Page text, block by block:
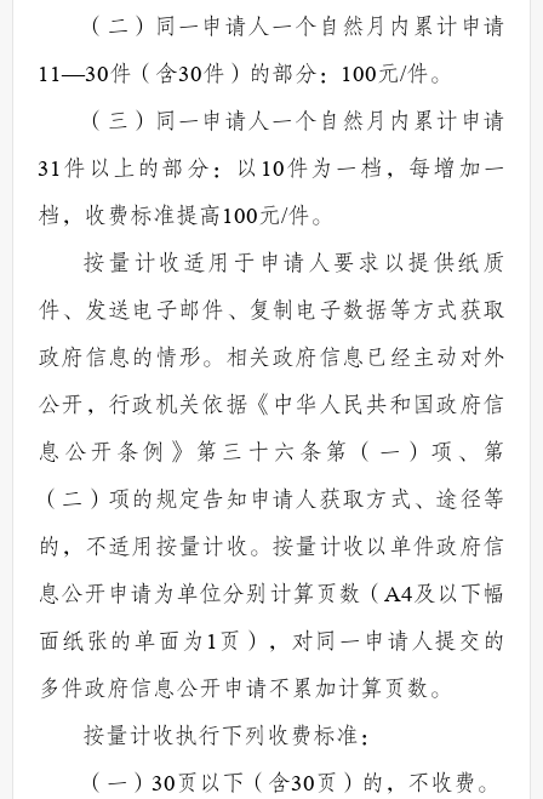
（二）同一申请人一个自然月内累计申请
11—30件（含30件）的部分： 100元/件。
（三）同一申请人一个自然月内累计申请
31件以上的部分：以 10件为一档，每增加一
档，收费标准提高100元/件。
按量计收适用于申请人要求以提供纸质
件、发送电子邮件、复制电子数据等方式获取
政府信息的情形。相关政府信息已经主动对外
公开，行政机关依据《中华人民共和国政府信
息公开条例》第三十六条第（一）项、第
（二）项的规定告知申请人获取方式、途径等
的，不适用按量计收。按量计收以单件政府信
息公开申请为单位分别计算页数（ A4及以下幅
面纸张的单面为 1 页），对同一申请人提交的
多件政府信息公开申请不累加计算页数。
按量计收执行下列收费标准：
（一）30页以下（含30页）的，不收费。